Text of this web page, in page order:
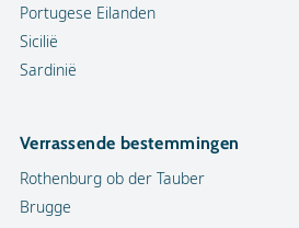
Portugese Eilanden
Sicilië
Sardinië
Verrassende bestemmingen
Rothenburg ob der Tauber
Brugge